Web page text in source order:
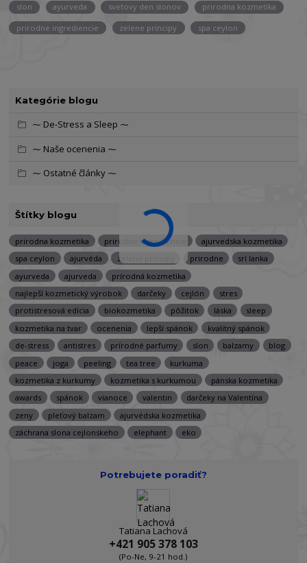
Kategórie blogu
⁓ De-Stress a Sleep ⁓
⁓ Naše ocenenia ⁓
⁓ Ostatné články ⁓
Štítky blogu
prirodna kozmetika prirodne ingrediencie
ajurvedska kozmetika
spa ceylon
ajurvéda zelene principy prirodne
srí lanka
ayurveda
ajurveda
prírodná kozmetika
najlepší kozmetický výrobok
darčeky cejlón
stres
protistresová edícia
biokozmetika pôžitok láska
sleep
kozmetika na tvar
ocenenia lepší spánok
kvalitný spánok
de-stress
antistres prírodné parfumy slon balzamy
blog
peace
joga peeling tea tree
kurkuma
kozmetika z kurkumy
kozmetika s kurkumou
pánska kozmetika
awards
spánok vianoce valentin
darčeky na Valentína
zeny
pleťový balzam
ajurvédska kozmetika
záchrana slona cejlonskeho
elephant eko
Potrebujete poradiť?
Tatiana Lachová
+421 905 378 103
(Po-Ne, 9-21 hod.)
slon ayurveda svetovy den slonov prirodna kozmetika
prirodne ingrediencie zelene principy spa ceylon